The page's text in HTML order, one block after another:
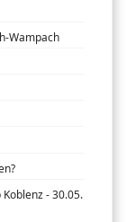
Wampach
- 30.05.